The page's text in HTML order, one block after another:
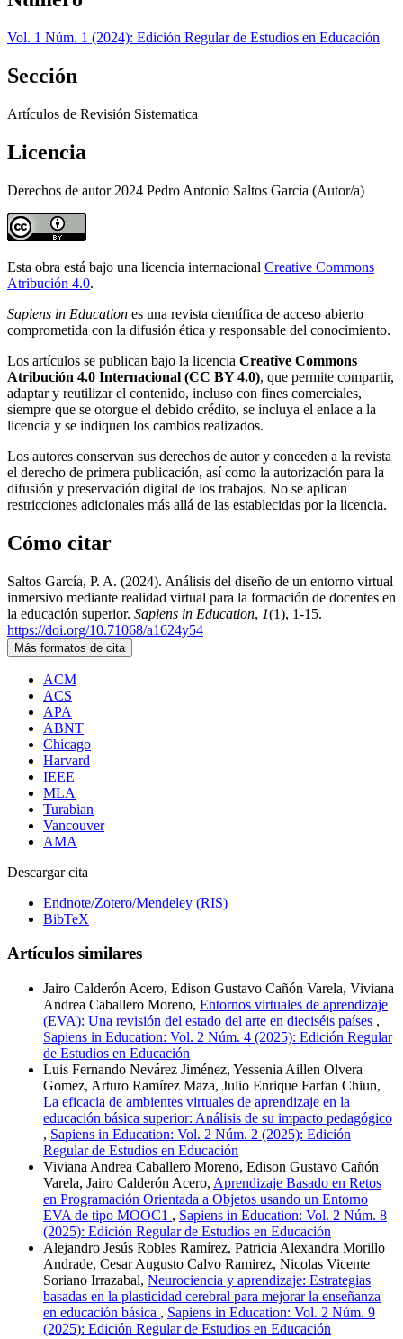
Vol. 1 Núm. 1 (2024): Edición Regular de Estudios en Educación
Sección
Artículos de Revisión Sistematica
Licencia
Derechos de autor 2024 Pedro Antonio Saltos García (Autor/a)
Esta obra está bajo una licencia internacional Creative Commons
Atribución 4.0.
Sapiens in Education es una revista científica de acceso abierto
comprometida con la difusión ética y responsable del conocimiento.
Los artículos se publican bajo la licencia Creative Commons
Atribución 4.0 Internacional (CC BY 4.0), que permite compartir,
adaptar y reutilizar el contenido, incluso con fines comerciales,
siempre que se otorgue el debido crédito, se incluya el enlace a la
licencia y se indiquen los cambios realizados.
Los autores conservan sus derechos de autor y conceden a la revista
el derecho de primera publicación, así como la autorización para la
difusión y preservación digital de los trabajos. No se aplican
restricciones adicionales más allá de las establecidas por la licencia.
Cómo citar
Saltos García, P. A. (2024). Análisis del diseño de un entorno virtual
inmersivo mediante realidad virtual para la formación de docentes en
la educación superior. Sapiens in Education, 1(1), 1-15.
https://doi.org/10.71068/a1624y54
Más formatos de cita
ACM
ACS
APA
ABNT
Chicago
Harvard
IEEE
MLA
Turabian
Vancouver
AMA
Descargar cita
Endnote/Zotero/Mendeley (RIS)
BibTeX
Artículos similares
Jairo Calderón Acero, Edison Gustavo Cañón Varela, Viviana
Andrea Caballero Moreno, Entornos virtuales de aprendizaje
(EVA): Una revisión del estado del arte en dieciséis países ,
Sapiens in Education: Vol. 2 Núm. 4 (2025): Edición Regular
de Estudios en Educación
Luis Fernando Nevárez Jiménez, Yessenia Aillen Olvera
Gomez, Arturo Ramírez Maza, Julio Enrique Farfan Chiun,
La eficacia de ambientes virtuales de aprendizaje en la
educación básica superior: Análisis de su impacto pedagógico
, Sapiens in Education: Vol. 2 Núm. 2 (2025): Edición
Regular de Estudios en Educación
Viviana Andrea Caballero Moreno, Edison Gustavo Cañón
Varela, Jairo Calderón Acero, Aprendizaje Basado en Retos
en Programación Orientada a Objetos usando un Entorno
EVA de tipo MOOC1 , Sapiens in Education: Vol. 2 Núm. 8
(2025): Edición Regular de Estudios en Educación
Alejandro Jesús Robles Ramírez, Patricia Alexandra Morillo
Andrade, Cesar Augusto Calvo Ramirez, Nicolas Vicente
Soriano Irrazabal, Neurociencia y aprendizaje: Estrategias
basadas en la plasticidad cerebral para mejorar la enseñanza
en educación básica , Sapiens in Education: Vol. 2 Núm. 9
(2025): Edición Regular de Estudios en Educación